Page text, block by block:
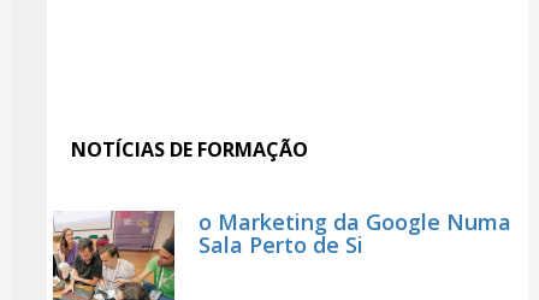
NOTÍCIAS DE FORMAÇÃO
o Marketing da Google Numa
Sala Perto de Si